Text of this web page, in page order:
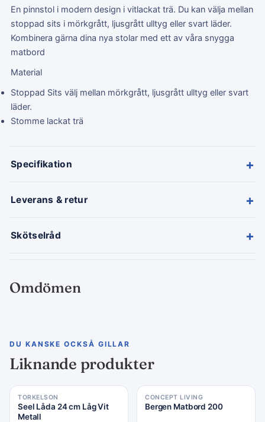
En pinnstol i modern design i vitlackat trä. Du kan välja mellan
stoppad sits i mörkgrått, ljusgrått ulltyg eller svart läder.
Kombinera gärna dina nya stolar med ett av våra snygga
matbord
Material
Stoppad Sits välj mellan mörkgrått, ljusgrått ulltyg eller svart
läder.
Stomme lackat trä
Specifikation +
Leverans & retur +
Skötselråd +
Omdömen
DU KANSKE OCKSÅ GILLAR
Liknande produkter
TORKELSON
Seel Låda 24 cm Låg Vit
Metall
CONCEPT LIVING
Bergen Matbord 200